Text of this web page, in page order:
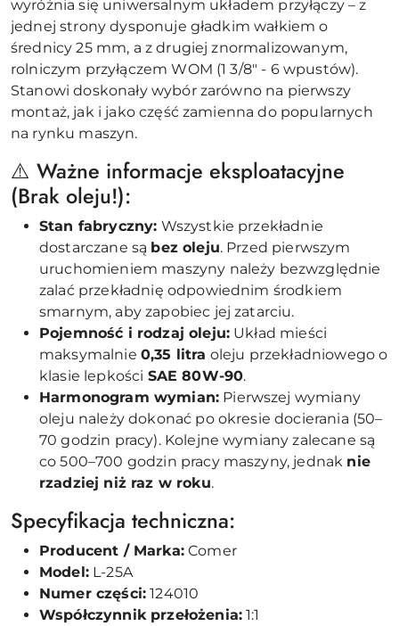
wyróżnia się uniwersalnym układem przyłączy – z
jednej strony dysponuje gładkim wałkiem o
średnicy 25 mm, a z drugiej znormalizowanym,
rolniczym przyłączem WOM (1 3/8" - 6 wpustów).
Stanowi doskonały wybór zarówno na pierwszy
montaż, jak i jako część zamienna do popularnych
na rynku maszyn.
⚠️ Ważne informacje eksploatacyjne
(Brak oleju!):
Stan fabryczny: Wszystkie przekładnie
dostarczane są bez oleju. Przed pierwszym
uruchomieniem maszyny należy bezwzględnie
zalać przekładnię odpowiednim środkiem
smarnym, aby zapobiec jej zatarciu.
Pojemność i rodzaj oleju: Układ mieści
maksymalnie 0,35 litra oleju przekładniowego o
klasie lepkości SAE 80W-90.
Harmonogram wymian: Pierwszej wymiany
oleju należy dokonać po okresie docierania (50–
70 godzin pracy). Kolejne wymiany zalecane są
co 500–700 godzin pracy maszyny, jednak nie
rzadziej niż raz w roku.
Specyfikacja techniczna:
Producent / Marka:Comer
Model:L-25A
Numer części: 124010
Współczynnik przełożenia: 1:1